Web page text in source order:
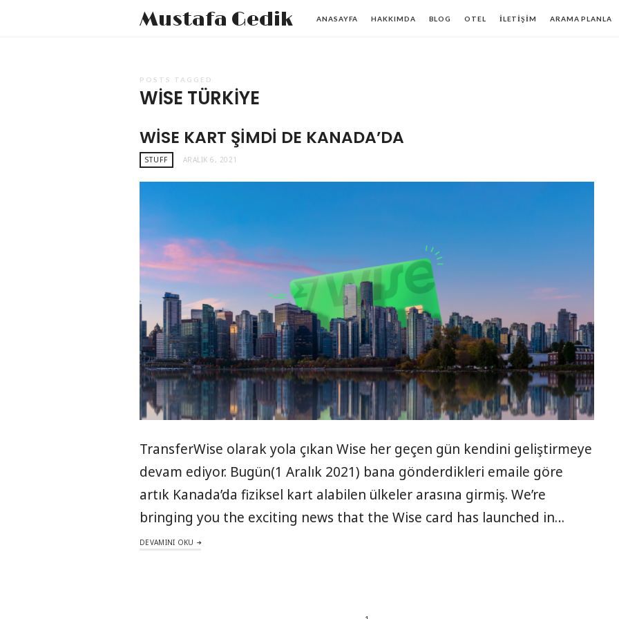
Mustafa Gedik ANASAYFA HAKKIMDA BLOG OTEL İLETIŞIM ARAMA PLANLA
POSTS TAGGED
WISE TÜRKIYE
WISE KART ŞIMDI DE KANADA’DA
STUFF ARALIK 6, 2021
TransferWise olarak yola çıkan Wise her geçen gün kendini geliştirmeye
devam ediyor. Bugün(1 Aralık 2021) bana gönderdikleri emaile göre
artık Kanada’da fiziksel kart alabilen ülkeler arasına girmiş. We’re
bringing you the exciting news that the Wise card has launched in…
DEVAMINI OKU